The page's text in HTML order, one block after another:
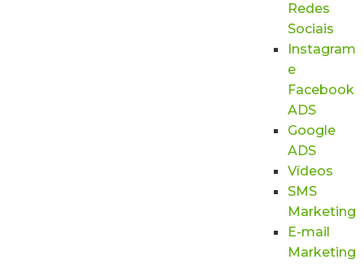
Redes
Sociais
Instagram
e
Facebook
ADS
Google
ADS
Vídeos
SMS
Marketing
E-mail
Marketing